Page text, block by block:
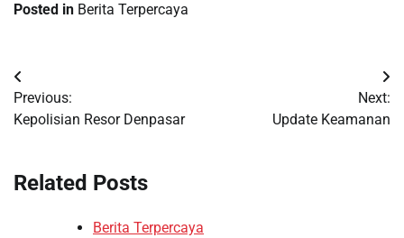
Posted in Berita Terpercaya
Post
navigation
Previous:
Kepolisian Resor Denpasar
Next:
Update Keamanan
Related Posts
Berita Terpercaya